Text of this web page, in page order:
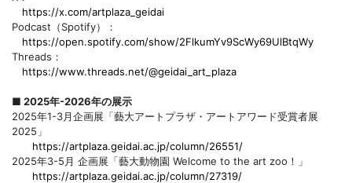
https://x.com/artplaza_geidai
Podcast（Spotify）：
https://open.spotify.com/show/2FlkumYv9ScWy69UlBtqWy
Threads：
https://www.threads.net/@geidai_art_plaza
■ 2025年-2026年の展示
2025年1-3月企画展「藝大アートプラザ・アートアワード受賞者展
2025」
https://artplaza.geidai.ac.jp/column/26551/
2025年3-5月 企画展「藝大動物園 Welcome to the art zoo！」
https://artplaza.geidai.ac.jp/column/27319/